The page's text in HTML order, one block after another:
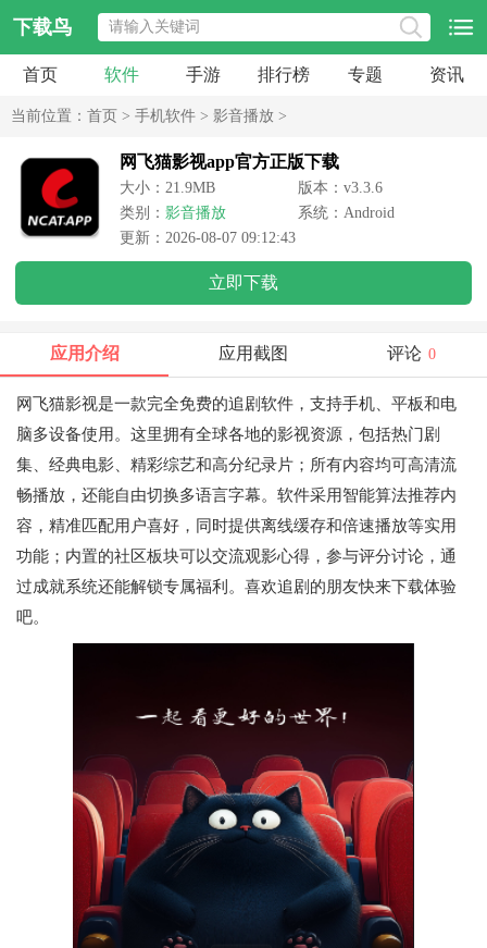
下载鸟
首页 软件 手游 排行榜 专题 资讯
当前位置： 首页 > 手机软件 > 影音播放 >
网飞猫影视app官方正版下载
大小：21.9MB
版本：v3.3.6
类别： 影音播放
系统：Android
更新：2026-08-07 09:12:43
立即下载
应用介绍 应用截图 评论 0
网飞猫影视是一款完全免费的追剧软件，支持手机、平板和电
脑多设备使用。这里拥有全球各地的影视资源，包括热门剧
集、经典电影、精彩综艺和高分纪录片；所有内容均可高清流
畅播放，还能自由切换多语言字幕。软件采用智能算法推荐内
容，精准匹配用户喜好，同时提供离线缓存和倍速播放等实用
功能；内置的社区板块可以交流观影心得，参与评分讨论，通
过成就系统还能解锁专属福利。喜欢追剧的朋友快来下载体验
吧。